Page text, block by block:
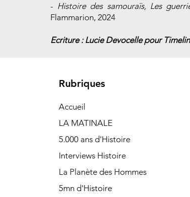
- Histoire des samouraïs, Les
Flammarion, 2024
Ecriture : Lucie Devocelle pour
Rubriques
Accueil
LA MATINALE
5.000 ans d'Histoire
Interviews Histoire
La Planète des Hommes
5mn d'Histoire